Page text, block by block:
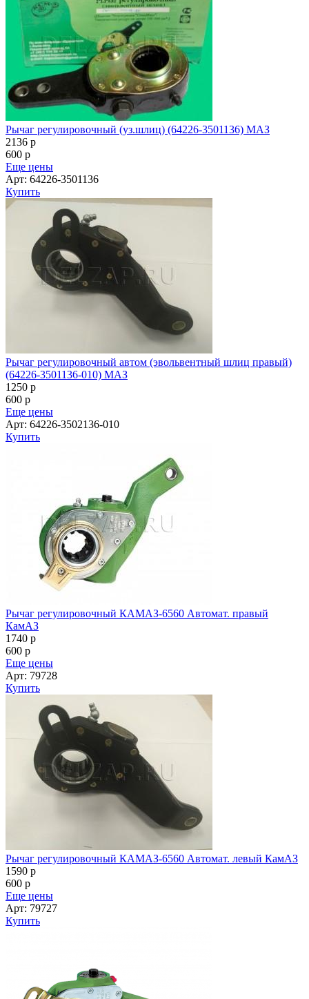
Рычаг регулировочный (уз.шлиц) (64226-3501136) МАЗ
2136 p
600 p
Еще цены
Арт: 64226-3501136
Купить
Рычаг регулировочный автом (эвольвентный шлиц правый)
(64226-3501136-010) МАЗ
1250 p
600 p
Еще цены
Арт: 64226-3502136-010
Купить
Рычаг регулировочный КАМАЗ-6560 Автомат. правый
КамАЗ
1740 p
600 p
Еще цены
Арт: 79728
Купить
Рычаг регулировочный КАМАЗ-6560 Автомат. левый КамАЗ
1590 p
600 p
Еще цены
Арт: 79727
Купить